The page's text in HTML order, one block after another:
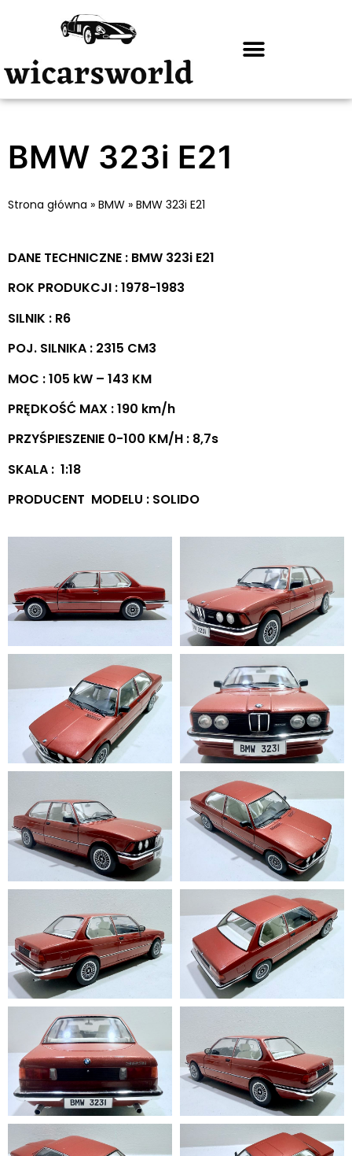
BMW 323i E21
Strona główna » BMW » BMW 323i E21
DANE TECHNICZNE : BMW 323i E21
ROK PRODUKCJI : 1978-1983
SILNIK : R6
POJ. SILNIKA : 2315 CM3
MOC : 105 kW – 143 KM
PRĘDKOŚĆ MAX : 190 km/h
PRZYŚPIESZENIE 0-100 KM/H : 8,7s
SKALA : 1:18
PRODUCENT MODELU : SOLIDO